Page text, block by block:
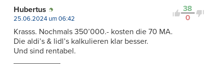
38
0
Hubertus
25.06.2024 um 06:42
Krasss. Nochmals 350’000.- kosten die 70 MA.
Die aldi’s & lidl’s kalkulieren klar besser.
Und sind rentabel.